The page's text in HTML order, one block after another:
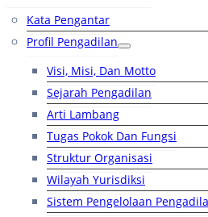
Kata Pengantar
Profil Pengadilan
Visi, Misi, Dan Motto
Sejarah Pengadilan
Arti Lambang
Tugas Pokok Dan Fungsi
Struktur Organisasi
Wilayah Yurisdiksi
Sistem Pengelolaan